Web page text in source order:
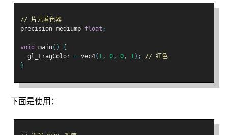
// 片元着色器
precision mediump float ;
void main()
{
  gl_FragColor
= vec4( 1, 0, 0, 1);
// 红色
}
下面是使用：